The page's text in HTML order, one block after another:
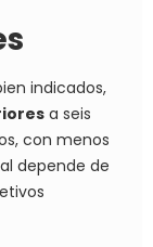
indicados,
a seis
con menos
depende de